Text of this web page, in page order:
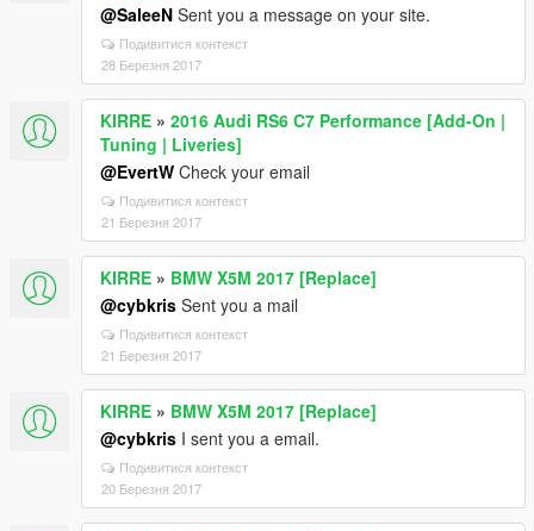
@SaleeN Sent you a message on your site.
Подивитися контекст
28 Березня 2017
KIRRE » 2016 Audi RS6 C7 Performance [Add-On |
Tuning | Liveries]
@EvertW Check your email
Подивитися контекст
21 Березня 2017
KIRRE » BMW X5M 2017 [Replace]
@cybkris Sent you a mail
Подивитися контекст
21 Березня 2017
KIRRE » BMW X5M 2017 [Replace]
@cybkris I sent you a email.
Подивитися контекст
20 Березня 2017